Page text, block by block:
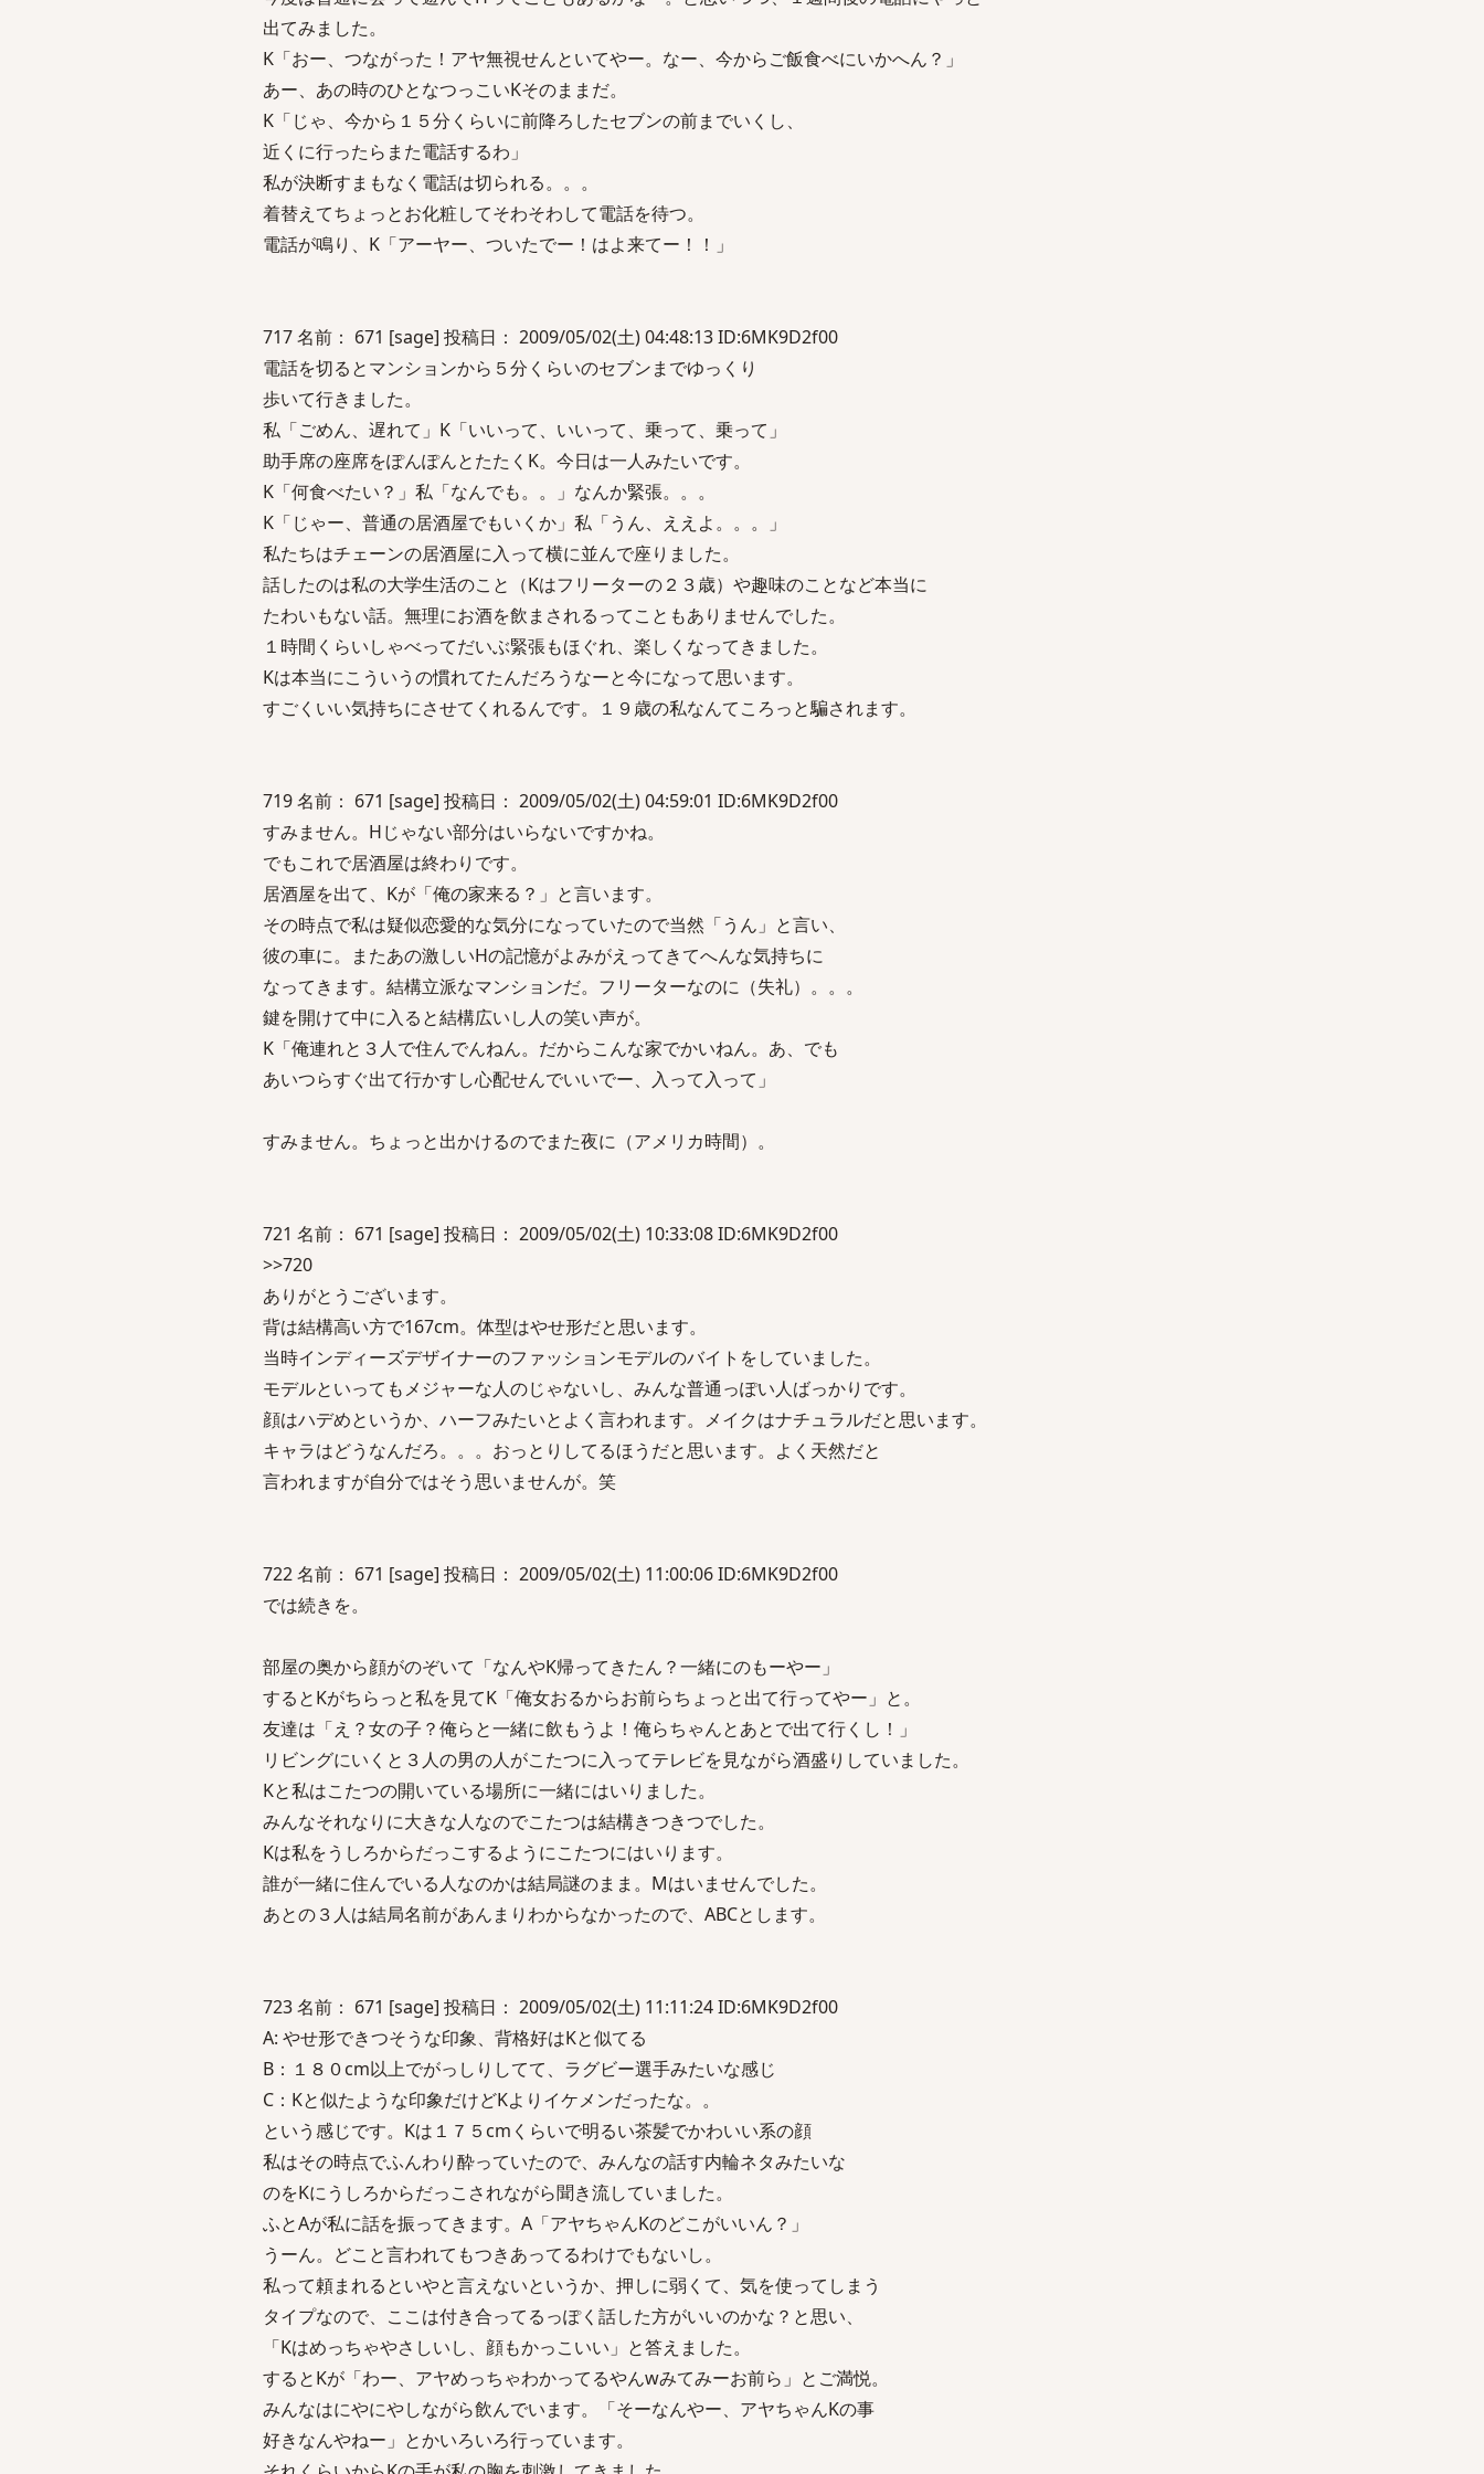
出てみました。
K「おー、つながった！アヤ無視せんといてやー。なー、今からご飯食べにいかへん？」
あー、あの時のひとなつっこいKそのままだ。
K「じゃ、今から１５分くらいに前降ろしたセブンの前までいくし、
近くに行ったらまた電話するわ」
私が決断すまもなく電話は切られる。。。
着替えてちょっとお化粧してそわそわして電話を待つ。
電話が鳴り、K「アーヤー、ついたでー！はよ来てー！！」
717 名前： 671 [sage] 投稿日： 2009/05/02(土) 04:48:13 ID:6MK9D2f00
電話を切るとマンションから５分くらいのセブンまでゆっくり
歩いて行きました。
私「ごめん、遅れて」K「いいって、いいって、乗って、乗って」
助手席の座席をぽんぽんとたたくK。今日は一人みたいです。
K「何食べたい？」私「なんでも。。」なんか緊張。。。
K「じゃー、普通の居酒屋でもいくか」私「うん、ええよ。。。」
私たちはチェーンの居酒屋に入って横に並んで座りました。
話したのは私の大学生活のこと（Kはフリーターの２３歳）や趣味のことなど本当に
たわいもない話。無理にお酒を飲まされるってこともありませんでした。
１時間くらいしゃべってだいぶ緊張もほぐれ、楽しくなってきました。
Kは本当にこういうの慣れてたんだろうなーと今になって思います。
すごくいい気持ちにさせてくれるんです。１９歳の私なんてころっと騙されます。
719 名前： 671 [sage] 投稿日： 2009/05/02(土) 04:59:01 ID:6MK9D2f00
すみません。Hじゃない部分はいらないですかね。
でもこれで居酒屋は終わりです。
居酒屋を出て、Kが「俺の家来る？」と言います。
その時点で私は疑似恋愛的な気分になっていたので当然「うん」と言い、
彼の車に。またあの激しいHの記憶がよみがえってきてへんな気持ちに
なってきます。結構立派なマンションだ。フリーターなのに（失礼）。。。
鍵を開けて中に入ると結構広いし人の笑い声が。
K「俺連れと３人で住んでんねん。だからこんな家でかいねん。あ、でも
あいつらすぐ出て行かすし心配せんでいいでー、入って入って」
すみません。ちょっと出かけるのでまた夜に（アメリカ時間）。
721 名前： 671 [sage] 投稿日： 2009/05/02(土) 10:33:08 ID:6MK9D2f00
>>720
ありがとうございます。
背は結構高い方で167cm。体型はやせ形だと思います。
当時インディーズデザイナーのファッションモデルのバイトをしていました。
モデルといってもメジャーな人のじゃないし、みんな普通っぽい人ばっかりです。
顔はハデめというか、ハーフみたいとよく言われます。メイクはナチュラルだと思います。
キャラはどうなんだろ。。。おっとりしてるほうだと思います。よく天然だと
言われますが自分ではそう思いませんが。笑
722 名前： 671 [sage] 投稿日： 2009/05/02(土) 11:00:06 ID:6MK9D2f00
では続きを。
部屋の奥から顔がのぞいて「なんやK帰ってきたん？一緒にのもーやー」
するとKがちらっと私を見てK「俺女おるからお前らちょっと出て行ってやー」と。
友達は「え？女の子？俺らと一緒に飲もうよ！俺らちゃんとあとで出て行くし！」
リビングにいくと３人の男の人がこたつに入ってテレビを見ながら酒盛りしていました。
Kと私はこたつの開いている場所に一緒にはいりました。
みんなそれなりに大きな人なのでこたつは結構きつきつでした。
Kは私をうしろからだっこするようにこたつにはいります。
誰が一緒に住んでいる人なのかは結局謎のまま。Mはいませんでした。
あとの３人は結局名前があんまりわからなかったので、ABCとします。
723 名前： 671 [sage] 投稿日： 2009/05/02(土) 11:11:24 ID:6MK9D2f00
A: やせ形できつそうな印象、背格好はKと似てる
B：１８０cm以上でがっしりしてて、ラグビー選手みたいな感じ
C：Kと似たような印象だけどKよりイケメンだったな。。
という感じです。Kは１７５cmくらいで明るい茶髪でかわいい系の顔
私はその時点でふんわり酔っていたので、みんなの話す内輪ネタみたいな
のをKにうしろからだっこされながら聞き流していました。
ふとAが私に話を振ってきます。A「アヤちゃんKのどこがいいん？」
うーん。どこと言われてもつきあってるわけでもないし。
私って頼まれるといやと言えないというか、押しに弱くて、気を使ってしまう
タイプなので、ここは付き合ってるっぽく話した方がいいのかな？と思い、
「Kはめっちゃやさしいし、顔もかっこいい」と答えました。
するとKが「わー、アヤめっちゃわかってるやんwみてみーお前ら」とご満悦。
みんなはにやにやしながら飲んでいます。「そーなんやー、アヤちゃんKの事
好きなんやねー」とかいろいろ行っています。